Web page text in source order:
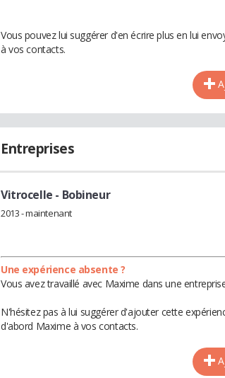
Vous pouvez lui suggérer d'en écrire plus en lui
à vos contacts.
Entreprises
Vitrocelle - Bobineur
2013 - maintenant
Une expérience absente ?
Vous avez travaillé avec Maxime dans une
N'hésitez pas à lui suggérer d'ajouter cette
d'abord Maxime à vos contacts.